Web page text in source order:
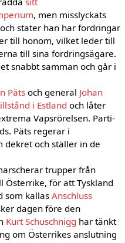
, men misslyckats
stater han har fordringar
till honom, vilket leder till
till sina fordringsägare.
snabbt samman och går i
Pätsoch general Johan
i Estland och låter
Vapsrörelsen. Parti-
Päts regerar i
dekret och ställer in de
trupper från
Österrike, för att Tyskland
som kallasAnschluss
dagen före den
Kurt Schuschnigg har tänkt
om Österrikes anslutning